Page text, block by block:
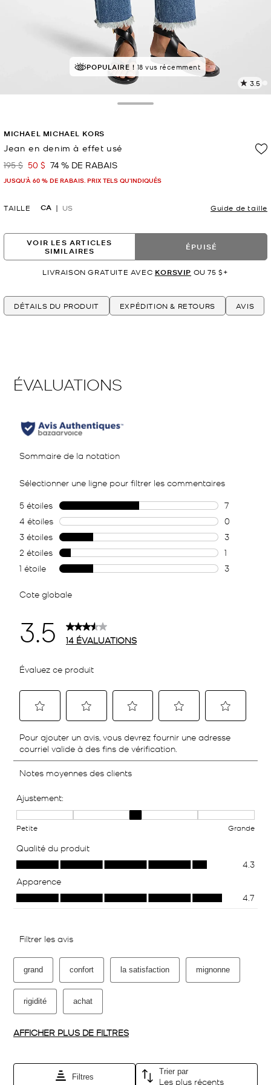
POPULAIRE ! 18 vus récemment
3.5
MICHAEL MICHAEL KORS
Jean en denim à effet usé
était
195 $ maintenant
50 $ 74 % DE RABAIS
JUSQU’À 60 % DE RABAIS. PRIX TELS QU'INDIQUÉS
TAILLE CA US Guide de taille
VOIR LES ARTICLES
SIMILAIRES
ÉPUISÉ
LIVRAISON GRATUITE AVEC KORSVIP OU 75 $+
DÉTAILS DU PRODUIT EXPÉDITION & RETOURS AVIS